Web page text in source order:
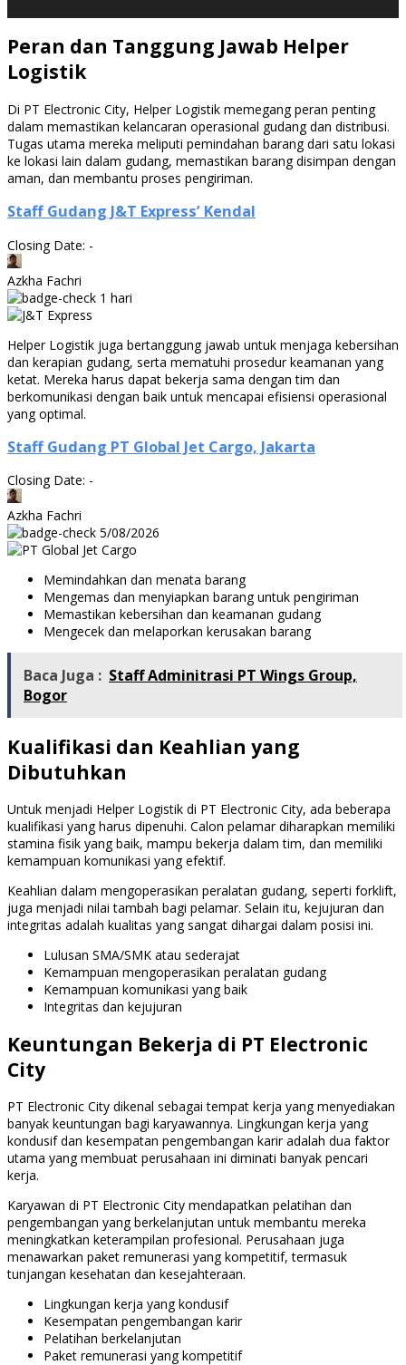
Peran dan Tanggung Jawab Helper
Logistik
Di PT Electronic City, Helper Logistik memegang peran penting
dalam memastikan kelancaran operasional gudang dan distribusi.
Tugas utama mereka meliputi pemindahan barang dari satu lokasi
ke lokasi lain dalam gudang, memastikan barang disimpan dengan
aman, dan membantu proses pengiriman.
Staff Gudang J&T Express’ Kendal
Closing Date: -
Azkha Fachri
1 hari
Helper Logistik juga bertanggung jawab untuk menjaga kebersihan
dan kerapian gudang, serta mematuhi prosedur keamanan yang
ketat. Mereka harus dapat bekerja sama dengan tim dan
berkomunikasi dengan baik untuk mencapai efisiensi operasional
yang optimal.
Staff Gudang PT Global Jet Cargo, Jakarta
Closing Date: -
Azkha Fachri
5/08/2026
Memindahkan dan menata barang
Mengemas dan menyiapkan barang untuk pengiriman
Memastikan kebersihan dan keamanan gudang
Mengecek dan melaporkan kerusakan barang
Baca Juga : Staff Adminitrasi PT Wings Group,
Bogor
Kualifikasi dan Keahlian yang
Dibutuhkan
Untuk menjadi Helper Logistik di PT Electronic City, ada beberapa
kualifikasi yang harus dipenuhi. Calon pelamar diharapkan memiliki
stamina fisik yang baik, mampu bekerja dalam tim, dan memiliki
kemampuan komunikasi yang efektif.
Keahlian dalam mengoperasikan peralatan gudang, seperti forklift,
juga menjadi nilai tambah bagi pelamar. Selain itu, kejujuran dan
integritas adalah kualitas yang sangat dihargai dalam posisi ini.
Lulusan SMA/SMK atau sederajat
Kemampuan mengoperasikan peralatan gudang
Kemampuan komunikasi yang baik
Integritas dan kejujuran
Keuntungan Bekerja di PT Electronic
City
PT Electronic City dikenal sebagai tempat kerja yang menyediakan
banyak keuntungan bagi karyawannya. Lingkungan kerja yang
kondusif dan kesempatan pengembangan karir adalah dua faktor
utama yang membuat perusahaan ini diminati banyak pencari
kerja.
Karyawan di PT Electronic City mendapatkan pelatihan dan
pengembangan yang berkelanjutan untuk membantu mereka
meningkatkan keterampilan profesional. Perusahaan juga
menawarkan paket remunerasi yang kompetitif, termasuk
tunjangan kesehatan dan kesejahteraan.
Lingkungan kerja yang kondusif
Kesempatan pengembangan karir
Pelatihan berkelanjutan
Paket remunerasi yang kompetitif